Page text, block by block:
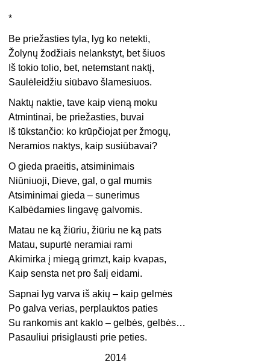
*
Be priežasties tyla, lyg ko netekti,
Žolynų žodžiais nelankstyt, bet šiuos
Iš tokio tolio, bet, netemstant naktį,
Saulėleidžiu siūbavo šlamesiuos.
Naktų naktie, tave kaip vieną moku
Atmintinai, be priežasties, buvai
Iš tūkstančio: ko krūpčiojat per žmogų,
Neramios naktys, kaip susiūbavai?
O gieda praeitis, atsiminimais
Niūniuoji, Dieve, gal, o gal mumis
Atsiminimai gieda – sunerimus
Kalbėdamies lingavę galvomis.
Matau ne ką žiūriu, žiūriu ne ką pats
Matau, supurtė neramiai rami
Akimirka į miegą grimzt, kaip kvapas,
Kaip sensta net pro šalį eidami.
Sapnai lyg varva iš akių – kaip gelmės
Po galva verias, perplauktos paties
Su rankomis ant kaklo – gelbės, gelbės…
Pasauliui prisiglausti prie peties.
2014